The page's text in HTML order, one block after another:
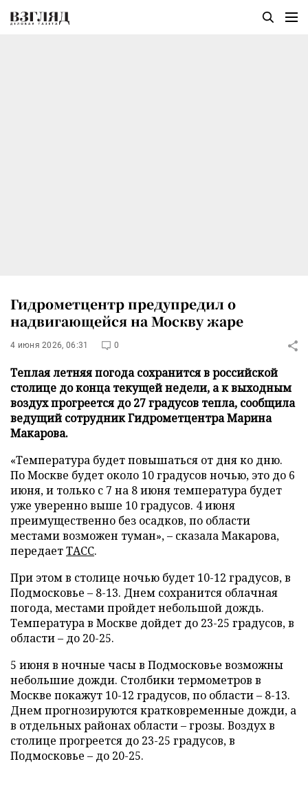
Гидрометцентр предупредил о
надвигающейся на Москву жаре
4 июня 2026, 06:31 0
Теплая летняя погода сохранится в российской
столице до конца текущей недели, а к выходным
воздух прогреется до 27 градусов тепла, сообщила
ведущий сотрудник Гидрометцентра Марина
Макарова.
«Температура будет повышаться от дня ко дню.
По Москве будет около 10 градусов ночью, это до 6
июня, и только с 7 на 8 июня температура будет
уже уверенно выше 10 градусов. 4 июня
преимущественно без осадков, по области
местами возможен туман», – сказала Макарова,
передаетТАСС.
При этом в столице ночью будет 10-12 градусов, в
Подмосковье – 8-13. Днем сохранится облачная
погода, местами пройдет небольшой дождь.
Температура в Москве дойдет до 23-25 градусов, в
области – до 20-25.
5 июня в ночные часы в Подмосковье возможны
небольшие дожди. Столбики термометров в
Москве покажут 10-12 градусов, по области – 8-13.
Днем прогнозируются кратковременные дожди, а
в отдельных районах области – грозы. Воздух в
столице прогреется до 23-25 градусов, в
Подмосковье – до 20-25.